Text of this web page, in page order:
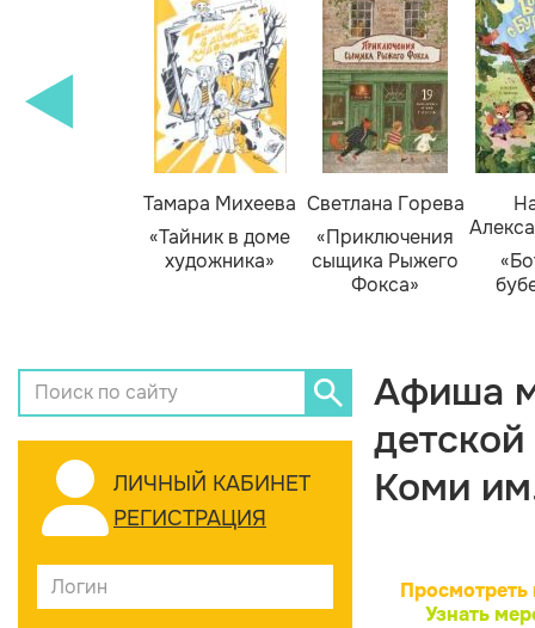
Тамара Михеева
«Тайник в доме
художника»
Светлана Горева
«Приключения
сыщика Рыжего
Фокса»
ЛИЧНЫЙ КАБИНЕТ
РЕГИСТРАЦИЯ
Афиша
Коми
Просмотреть
Узнать